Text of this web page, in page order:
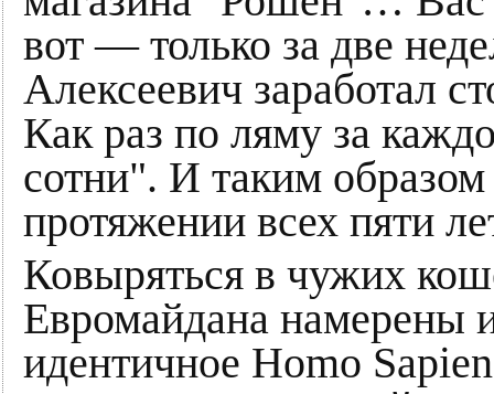
вот — только за две
Алексеевич заработал
Как раз по ляму за
сотни". И таким образом
протяжении всех пяти
Ковыряться в чужих
Евромайдана намерены
идентичное Homo